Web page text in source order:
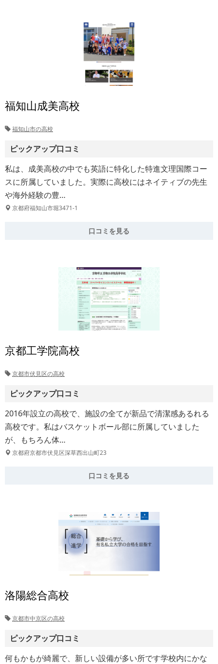
福知山成美高校
福知山市の高校
ピックアップ口コミ
私は、成美高校の中でも英語に特化した特進文理国際コー
スに所属していました。実際に高校にはネイティブの先生
や海外経験の豊…
京都府福知山市堀3471-1
口コミを見る
京都工学院高校
京都市伏見区の高校
ピックアップ口コミ
2016年設立の高校で、施設の全てが新品で清潔感あるれる
高校です。私はバスケットボール部に所属していました
が、もちろん体…
京都府京都市伏見区深草西出山町23
口コミを見る
洛陽総合高校
京都市中京区の高校
ピックアップ口コミ
何もかもが綺麗で、新しい設備が多い所です学校内にかな